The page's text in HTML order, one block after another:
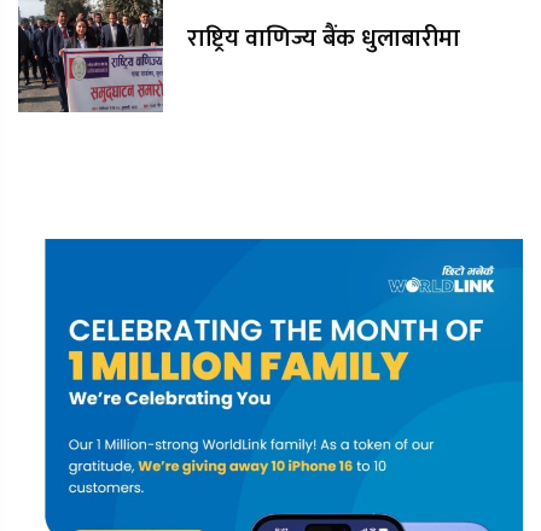
राष्ट्रिय वाणिज्य बैंक धुलाबारीमा